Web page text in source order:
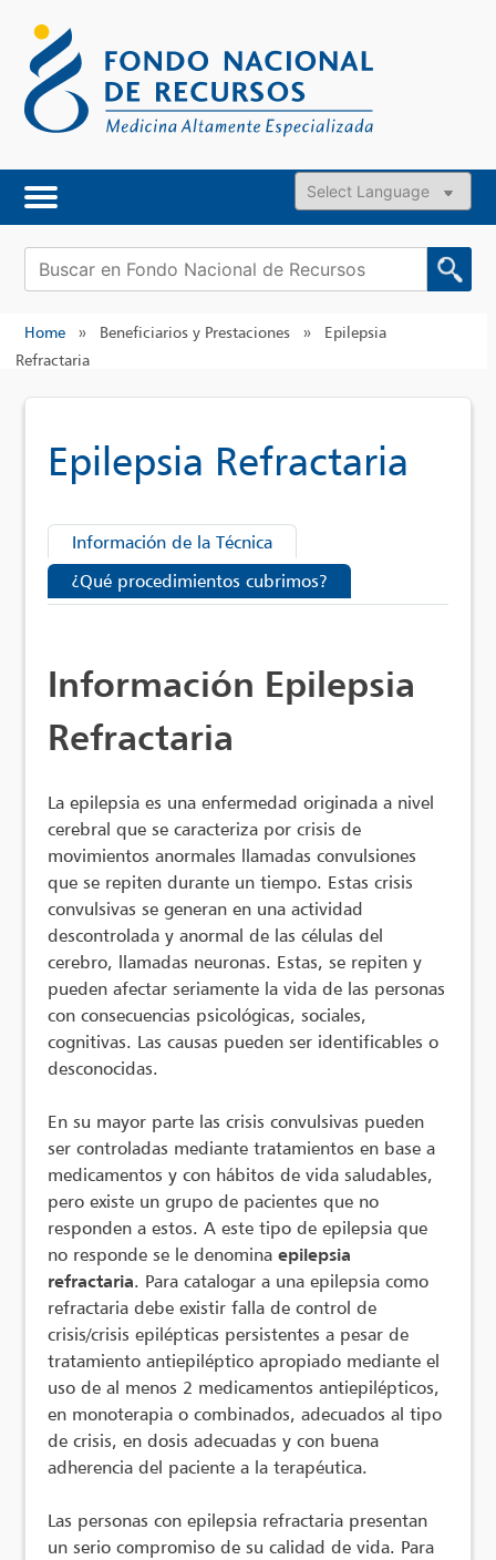
content
Powered by
Buscar:
Home » Beneficiarios y Prestaciones »
Epilepsia
Refractaria
Epilepsia Refractaria
Información de la Técnica
¿Qué procedimientos cubrimos?
Información Epilepsia
Refractaria
La epilepsia es una enfermedad originada a nivel
cerebral que se caracteriza por crisis de
movimientos anormales llamadas convulsiones
que se repiten durante un tiempo. Estas crisis
convulsivas se generan en una actividad
descontrolada y anormal de las células del
cerebro, llamadas neuronas. Estas, se repiten y
pueden afectar seriamente la vida de las personas
con consecuencias psicológicas, sociales,
cognitivas. Las causas pueden ser identificables o
desconocidas.
En su mayor parte las crisis convulsivas pueden
ser controladas mediante tratamientos en base a
medicamentos y con hábitos de vida saludables,
pero existe un grupo de pacientes que no
responden a estos. A este tipo de epilepsia que
no responde se le denominaepilepsia
refractaria. Para catalogar a una epilepsia como
refractaria debe existir falla de control de
crisis/crisis epilépticas persistentes a pesar de
tratamiento antiepiléptico apropiado mediante el
uso de al menos 2 medicamentos antiepilépticos,
en monoterapia o combinados, adecuados al tipo
de crisis, en dosis adecuadas y con buena
adherencia del paciente a la terapéutica.
Las personas con epilepsia refractaria presentan
un serio compromiso de su calidad de vida. Para